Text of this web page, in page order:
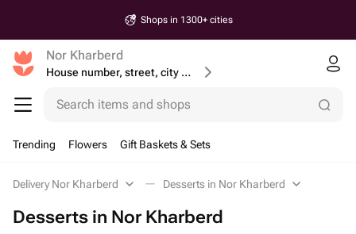
Shops in 1300+ cities
Nor Kharberd
House number, street, city or postcode
Search items and shops
Trending Flowers Gift Baskets & Sets
Delivery Nor Kharberd Desserts in Nor Kharberd
Desserts in Nor Kharberd